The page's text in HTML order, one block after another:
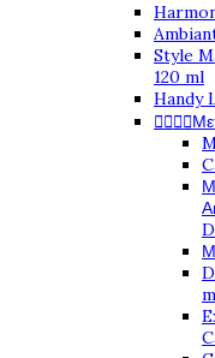
Style
120 ml
Handy
